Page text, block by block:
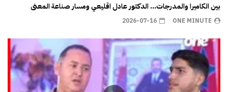
بين الكاميرا والمدرجات… الدكتور عادل اقليعي ومسار صناعة المعنى
ONE MINUTE
2026-07-16